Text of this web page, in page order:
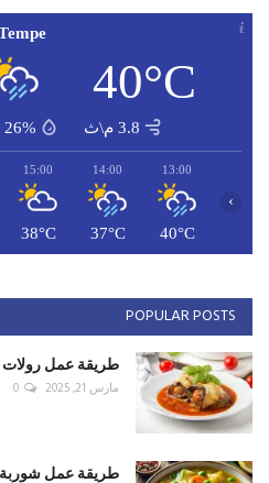
40°C
3.8 م\ث 26%
13:00
40°C
14:00
37°C
15:00
38°C
›
POPULAR POSTS
طريقة عمل رولات
مارس 21, 2025 0
طريقة عمل شوربة